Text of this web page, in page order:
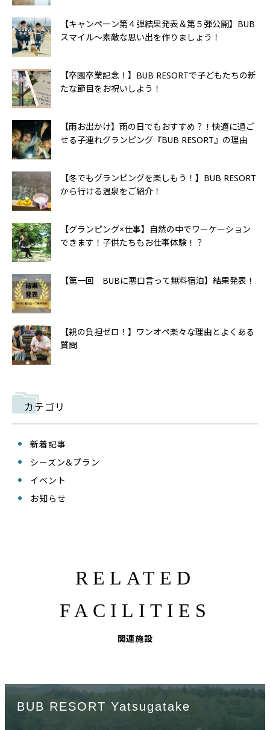
【キャンペーン第４弾結果発表＆第５弾公開】BUB
スマイル〜素敵な思い出を作りましょう！
【卒園卒業記念！】BUB RESORTで子どもたちの新
たな節目をお祝いしよう！
【雨お出かけ】雨の日でもおすすめ？！快適に過ご
せる子連れグランピング『BUB RESORT』の理由
【冬でもグランピングを楽しもう！】BUB RESORT
から行ける温泉をご紹介！
【グランピング×仕事】自然の中でワーケーション
できます！子供たちもお仕事体験！？
【第一回 BUBに悪口言って無料宿泊】結果発表！
【親の負担ゼロ！】ワンオペ楽々な理由とよくある
質問
カテゴリ
新着記事
シーズン&プラン
イベント
お知らせ
RELATED
FACILITIES
関連施設
BUB RESORT Yatsugatake